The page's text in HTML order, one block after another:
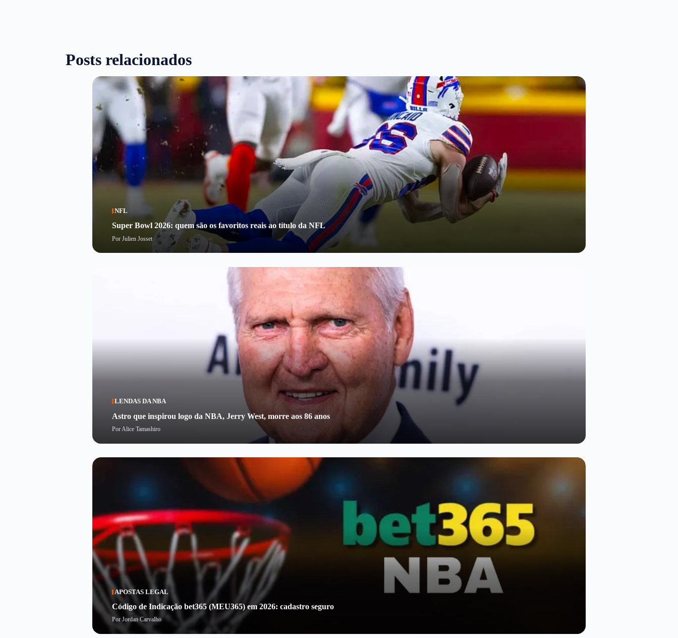
Posts relacionados
NFL
Super Bowl 2026: quem são os favoritos reais ao título da NFL
PorJulien Josset
LENDAS DA NBA
Astro que inspirou logo da NBA, Jerry West, morre aos 86 anos
PorAlice Tamashiro
APOSTAS LEGAL
Código de Indicação bet365 (MEU365) em 2026: cadastro seguro
PorJordan Carvalho